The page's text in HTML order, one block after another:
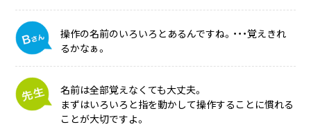
操作の名前のいろいろとあるんですね。・・・覚えきれ
るかなぁ。
名前は全部覚えなくても大丈夫。
まずはいろいろと指を動かして操作することに慣れる
ことが大切ですよ。